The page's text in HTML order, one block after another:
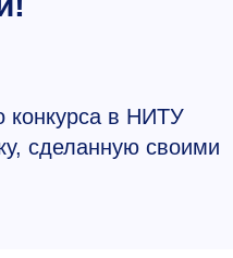
конкурса в НИТУ
сделанную своими